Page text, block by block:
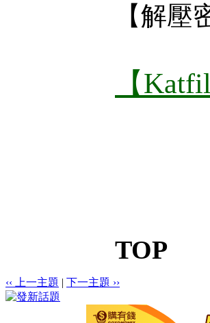
【解壓
【
TOP
‹‹ 上一主題 | 下一主題 ››